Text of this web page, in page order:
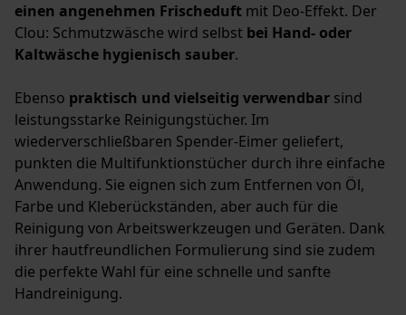
einen angenehmen Frischeduft mit Deo-Effekt. Der
Clou: Schmutzwäsche wird selbst bei Hand- oder
Kaltwäsche hygienisch sauber.
Ebenso praktisch und vielseitig verwendbar sind
leistungsstarke Reinigungstücher. Im
wiederverschließbaren Spender-Eimer geliefert,
punkten die Multifunktionstücher durch ihre einfache
Anwendung. Sie eignen sich zum Entfernen von Öl,
Farbe und Kleberückständen, aber auch für die
Reinigung von Arbeitswerkzeugen und Geräten. Dank
ihrer hautfreundlichen Formulierung sind sie zudem
die perfekte Wahl für eine schnelle und sanfte
Handreinigung.